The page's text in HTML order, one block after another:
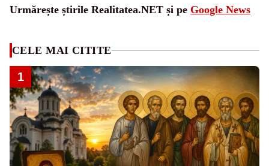
Urmărește știrile Realitatea.NET și pe Google News
CELE MAI CITITE
1